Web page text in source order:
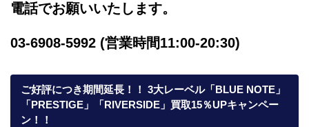
電話でお願いいたします。
03-6908-5992 (営業時間11:00-20:30)
ご好評につき期間延長！！ 3大レーベル「BLUE NOTE」
「PRESTIGE」「RIVERSIDE」買取15％UPキャンペー
ン！！